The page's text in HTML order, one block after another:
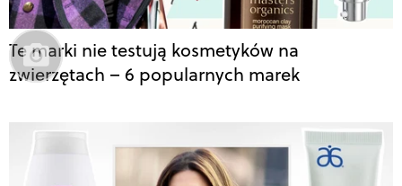
Te marki nie testują kosmetyków na
zwierzętach – 6 popularnych marek